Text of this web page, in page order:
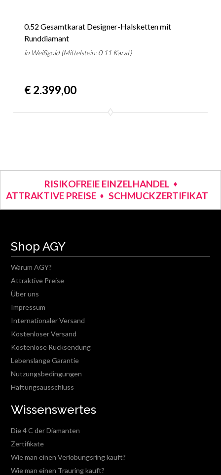
0.52 Gesamtkarat Designer-Halsketten mit
Runddiamant
in Weißgold (Mittelstein: 0.11 Karat)
€ 2.399,00
RISIKOFREIE EINZELHANDEL
ATTRAKTIVE PREISE
SCHMUCKZERTIFIKAT
Shop AGY
Warum AGY?
Attraktive Preise
Über uns
Impressum
Internationaler Versand
Kostenloser Versand
Kostenlose Rücksendung
Lebenslange Garantie
Nutzungsbedingungen
Haftungsausschluss
Wissenswertes
Die 4 C der Diamanten
Zertifikate
Wie man einen Verlobungsring kauft?
Wie man einen Trauring kauft?